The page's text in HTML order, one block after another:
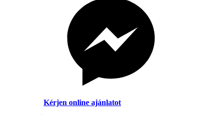
Kérjen online ajánlatot